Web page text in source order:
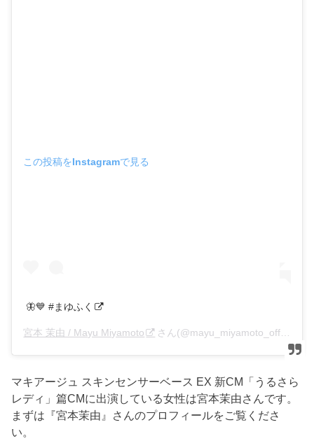
この投稿をInstagramで見る
🦋💙 #まゆふく
宮本 茉由 / Mayu Miyamoto さん(@mayu_miyamoto_official)がシェアした投稿 –
マキアージュ スキンセンサーベース EX 新CM「うるさら
レディ」篇CMに出演している女性は宮本茉由さんです。
まずは『宮本茉由』さんのプロフィールをご覧くださ
い。